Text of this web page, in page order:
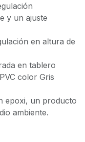
y un ajuste
en altura de
en tablero
color Gris
epoxi, un producto
ambiente.